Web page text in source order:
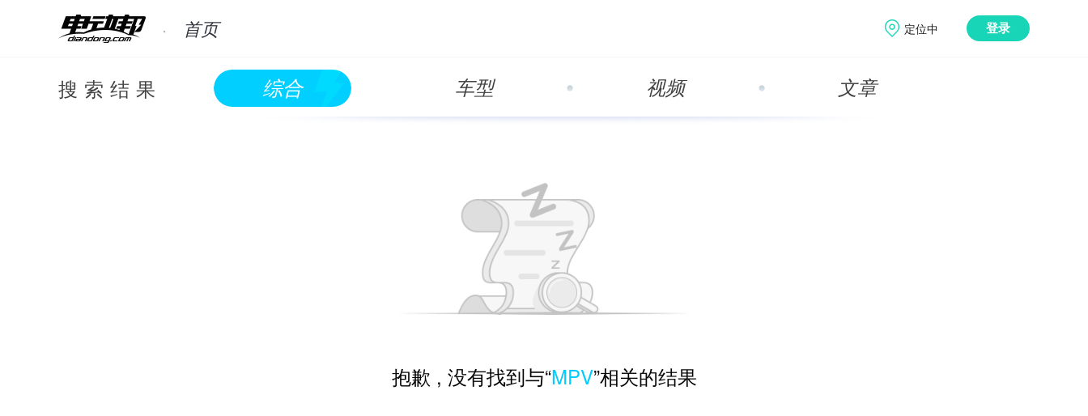
首页 定位中 登录
搜索结果 综合 车型 视频 文章
抱歉 , 没有找到与“MPV”相关的结果